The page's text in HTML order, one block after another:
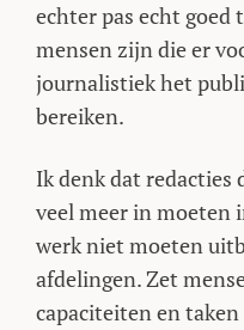
echter pas echt
mensen zijn die er
journalistiek het
bereiken.
Ik denk dat redacties
veel meer in moeten
werk niet moeten
afdelingen. Zet
capaciteiten en